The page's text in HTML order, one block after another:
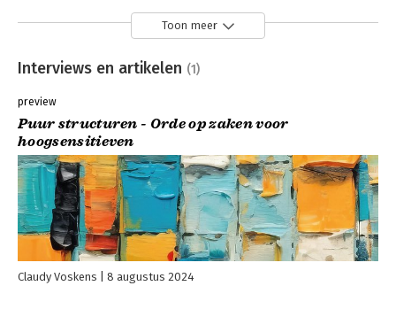
Toon meer
Interviews en artikelen (1)
preview
Puur structuren - Orde op zaken voor
hoogsensitieven
Claudy Voskens 8 augustus 2024